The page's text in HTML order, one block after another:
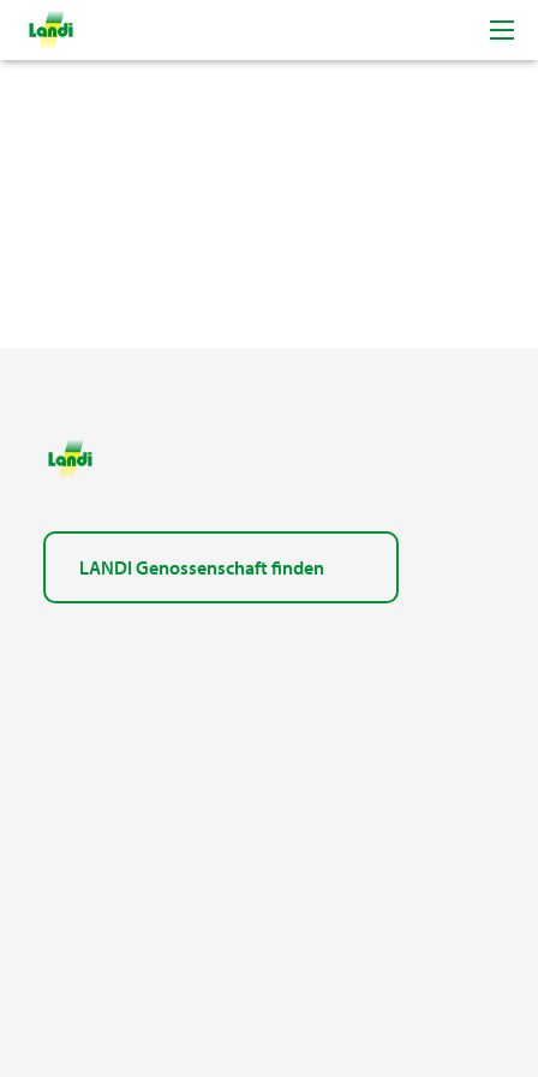
LANDI Genossenschaft finden